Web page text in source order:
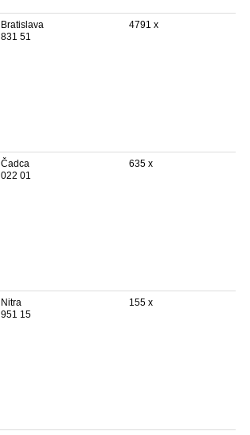
Bratislava
831 51
4791 x
Čadca
022 01
635 x
Nitra
951 15
155 x